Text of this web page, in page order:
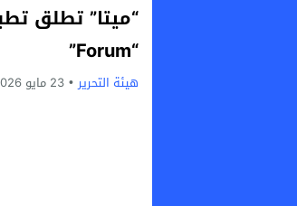
“ميتا” تطلق
“Forum”
هيئة التحرير 23 مايو 2026